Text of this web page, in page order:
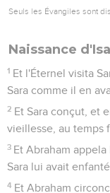
Seuls les Évangiles sont
Naissance
1 Et l'Éternel visita
Sara comme il en
2 Et Sara conçut, et
vieillesse, au temps
3 Et Abraham
Sara lui avait
4 Et Abraham